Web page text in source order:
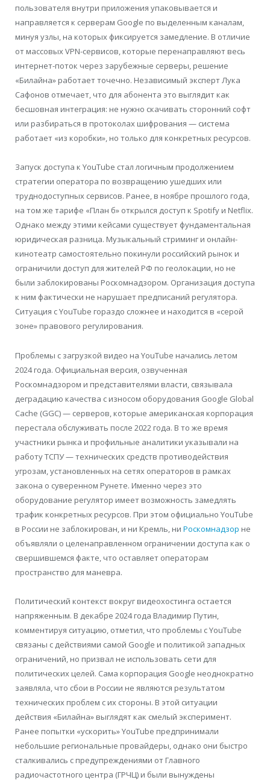
пользователя внутри приложения упаковывается и
направляется к серверам Google по выделенным каналам,
минуя узлы, на которых фиксируется замедление. В отличие
от массовых VPN-сервисов, которые перенаправляют весь
интернет-поток через зарубежные серверы, решение
«Билайна» работает точечно. Независимый эксперт Лука
Сафонов отмечает, что для абонента это выглядит как
бесшовная интеграция: не нужно скачивать сторонний софт
или разбираться в протоколах шифрования — система
работает «из коробки», но только для конкретных ресурсов.
Запуск доступа к YouTube стал логичным продолжением
стратегии оператора по возвращению ушедших или
труднодоступных сервисов. Ранее, в ноябре прошлого года,
на том же тарифе «План б» открылся доступ к Spotify и Netflix.
Однако между этими кейсами существует фундаментальная
юридическая разница. Музыкальный стриминг и онлайн-
кинотеатр самостоятельно покинули российский рынок и
ограничили доступ для жителей РФ по геолокации, но не
были заблокированы Роскомнадзором. Организация доступа
к ним фактически не нарушает предписаний регулятора.
Ситуация с YouTube гораздо сложнее и находится в «серой
зоне» правового регулирования.
Проблемы с загрузкой видео на YouTube начались летом
2024 года. Официальная версия, озвученная
Роскомнадзором и представителями власти, связывала
деградацию качества с износом оборудования Google Global
Cache (GGC) — серверов, которые американская корпорация
перестала обслуживать после 2022 года. В то же время
участники рынка и профильные аналитики указывали на
работу ТСПУ — технических средств противодействия
угрозам, установленных на сетях операторов в рамках
закона о суверенном Рунете. Именно через это
оборудование регулятор имеет возможность замедлять
трафик конкретных ресурсов. При этом официально YouTube
в России не заблокирован, и ни Кремль, ни Роскомнадзор не
объявляли о целенаправленном ограничении доступа как о
свершившемся факте, что оставляет операторам
пространство для маневра.
Политический контекст вокруг видеохостинга остается
напряженным. В декабре 2024 года Владимир Путин,
комментируя ситуацию, отметил, что проблемы с YouTube
связаны с действиями самой Google и политикой западных
ограничений, но призвал не использовать сети для
политических целей. Сама корпорация Google неоднократно
заявляла, что сбои в России не являются результатом
технических проблем с их стороны. В этой ситуации
действия «Билайна» выглядят как смелый эксперимент.
Ранее попытки «ускорить» YouTube предпринимали
небольшие региональные провайдеры, однако они быстро
сталкивались с предупреждениями от Главного
радиочастотного центра (ГРЧЦ) и были вынуждены